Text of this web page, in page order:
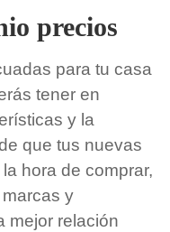
precios
para tu casa
tener en
y la
que tus nuevas
hora de comprar,
y
mejor relación